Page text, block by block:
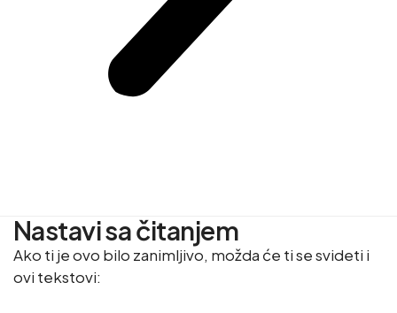
Nastavi sa čitanjem
Ako ti je ovo bilo zanimljivo, možda će ti se svideti i
ovi tekstovi: